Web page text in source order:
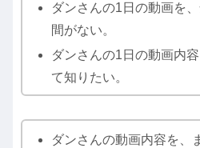
ダンさんの1日の動画を
間がない。
ダンさんの1日の動画内
て知りたい。
ダンさんの動画内容を、